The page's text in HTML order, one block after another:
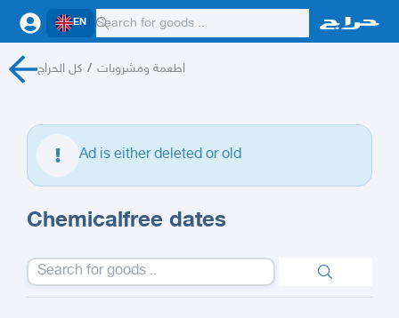
EN
كل الحراج / اطعمة ومشروبات
Ad is either deleted or old
Chemicalfree dates